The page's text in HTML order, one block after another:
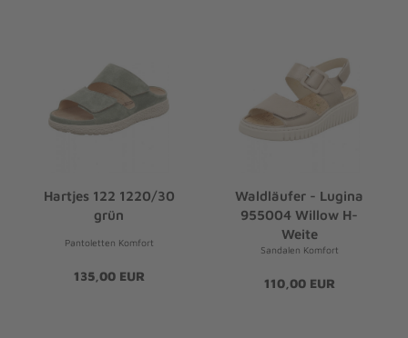
Hartjes 122 1220/30
grün
Pantoletten Komfort
135,00 EUR
Waldläufer - Lugina
955004 Willow H-
Weite
Sandalen Komfort
110,00 EUR